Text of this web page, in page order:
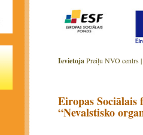
IevietojaPreiļu NVO centrs |
Eiropas Sociālais
“Nevalstisko